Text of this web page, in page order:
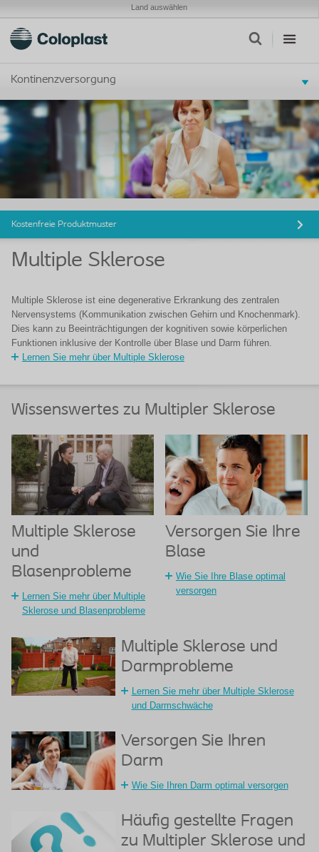
Land auswählen
Kontinenzversorgung
Kostenfreie Produktmuster
Multiple Sklerose
Multiple Sklerose ist eine degenerative Erkrankung des zentralen
Nervensystems (Kommunikation zwischen Gehirn und Knochenmark).
Dies kann zu Beeinträchtigungen der kognitiven sowie körperlichen
Funktionen inklusive der Kontrolle über Blase und Darm führen.
Lernen Sie mehr über Multiple Sklerose
Wissenswertes zu Multipler Sklerose
Multiple Sklerose
und
Blasenprobleme
Lernen Sie mehr über Multiple
Sklerose und Blasenprobleme
Versorgen Sie Ihre
Blase
Wie Sie Ihre Blase optimal
versorgen
Multiple Sklerose und
Darmprobleme
Lernen Sie mehr über Multiple Sklerose
und Darmschwäche
Versorgen Sie Ihren
Darm
Wie Sie Ihren Darm optimal versorgen
Häufig gestellte Fragen
zu Multipler Sklerose und